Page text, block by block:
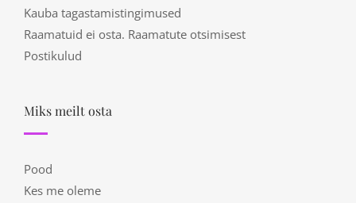
Kauba tagastamistingimused
Raamatuid ei osta. Raamatute otsimisest
Postikulud
Miks meilt osta
Pood
Kes me oleme